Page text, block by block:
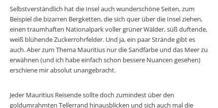
Selbstverständlich hat die Insel auch wunderschöne Seiten, zum
Beispiel die bizarren Bergketten, die sich quer über die Insel ziehen,
einen traumhaften Nationalpark voller grüner Wälder, süß duftende,
weiß blühende Zuckerrohrfelder. Und ja, ein paar Strände gibt es
auch. Aber zum Thema Mauritius nur die Sandfarbe und das Meer zu
erwähnen (und ich habe einfach schon bessere Nuancen gesehen)
erschiene mir absolut unangebracht.
Jeder Mauritius Reisende sollte doch zumindest über den
goldumrahmten Tellerrand hinausblicken und sich auch mal die